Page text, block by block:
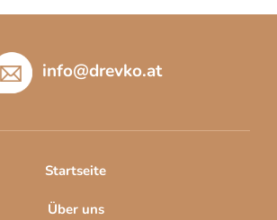
info@drevko.at
Startseite
Über uns